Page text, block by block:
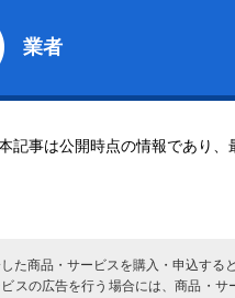
業者
記事は公開時点の情報であり、
た商品・サービスを購入・申込する
スの広告を行う場合には、商品・